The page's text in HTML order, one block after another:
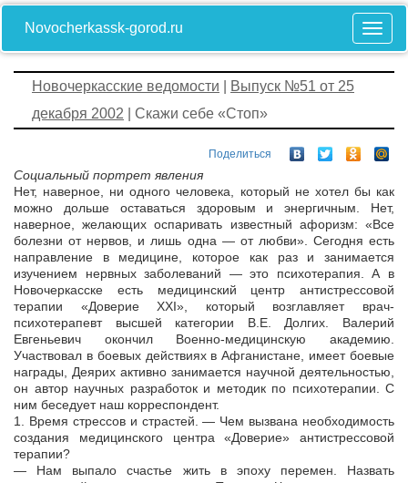
Novocherkassk-gorod.ru
Новочеркасские ведомости
Выпуск №51 от 25
декабря 2002 | Скажи себе «Стоп»
Поделиться
Социальный портрет явления
Нет, наверное, ни одного человека, который не хотел бы как
можно дольше оставаться здоровым и энергичным. Нет,
наверное, желающих оспаривать известный афоризм: «Все
болезни от нервов, и лишь одна — от любви». Сегодня есть
направление в медицине, которое как раз и занимается
изучением нервных заболеваний — это психотерапия. А в
Новочеркасске есть медицинский центр антистрессовой
терапии «Доверие XXI», который возглавляет врач-
психотерапевт высшей категории В.Е. Долгих. Валерий
Евгеньевич окончил Военно-медицинскую академию.
Участвовал в боевых действиях в Афганистане, имеет боевые
награды, Деярих активно занимается научной деятельностью,
он автор научных разработок и методик по психотерапии. С
ним беседует наш корреспондент.
1. Время стрессов и страстей. — Чем вызвана необходимость
создания медицинского центра «Доверие» антистрессовой
терапии?
— Нам выпало счастье жить в эпоху перемен. Назвать